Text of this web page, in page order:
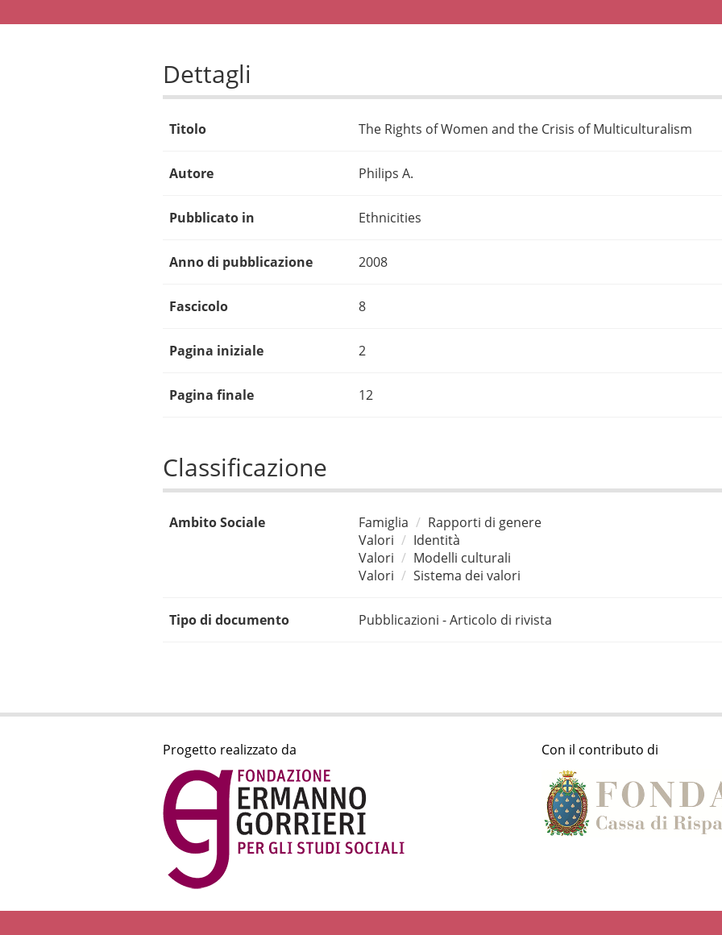
Dettagli
Titolo The Rights of Women and the Crisis of Multiculturalism
Autore Philips A.
Pubblicato in Ethnicities
Anno di pubblicazione 2008
Fascicolo 8
Pagina iniziale 2
Pagina finale 12
Classificazione
Ambito Sociale Famiglia
Rapporti di genere
Valori
Identità
Valori
Modelli culturali
Valori
Sistema dei valori
Tipo di documento Pubblicazioni - Articolo di rivista
Progetto realizzato da Con il contributo di